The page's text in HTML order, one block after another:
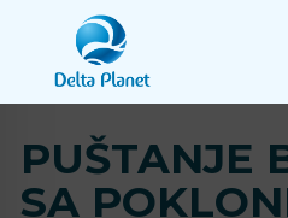
PUŠTANJE
SA